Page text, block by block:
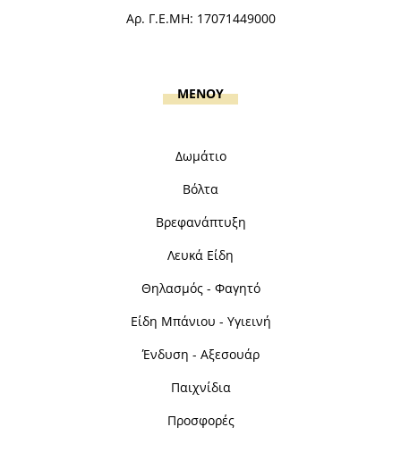
Αρ. Γ.Ε.ΜΗ: 17071449000
MENOY
Δωμάτιο
Βόλτα
Βρεφανάπτυξη
Λευκά Είδη
Θηλασμός - Φαγητό
Είδη Μπάνιου - Υγιεινή
Ένδυση - Αξεσουάρ
Παιχνίδια
Προσφορές